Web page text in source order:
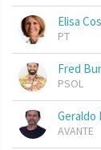
Elisa
PT
Fred
PSOL
Geraldo
AVANTE